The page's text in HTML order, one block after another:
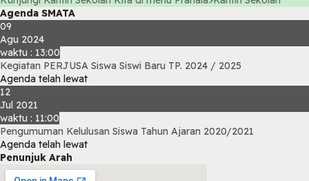
Agenda SMATA
09
Agu 2024
waktu : 13:00
Kegiatan PERJUSA Siswa Siswi Baru TP. 2024 / 2025
Agenda telah lewat
12
Jul 2021
waktu : 11:00
Pengumuman Kelulusan Siswa Tahun Ajaran 2020/2021
Agenda telah lewat
Penunjuk Arah